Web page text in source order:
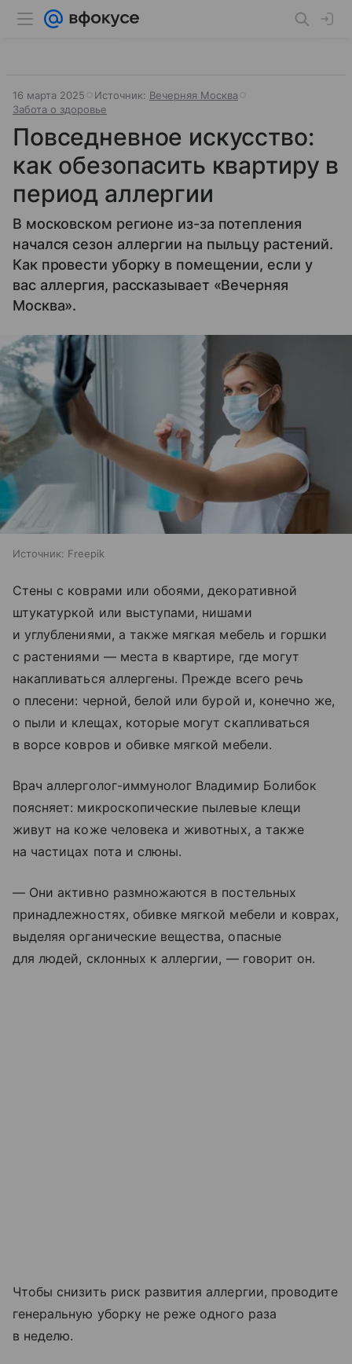
16 марта 2025 Источник: Вечерняя Москва
Забота о здоровье
Повседневное искусство:
как обезопасить квартиру в
период аллергии
В московском регионе из-за потепления
начался сезон аллергии на пыльцу растений.
Как провести уборку в помещении, если у
вас аллергия, рассказывает «Вечерняя
Москва».
Источник: Freepik
Стены с коврами или обоями, декоративной
штукатуркой или выступами, нишами
и углублениями, а также мягкая мебель и горшки
с растениями — места в квартире, где могут
накапливаться аллергены. Прежде всего речь
о плесени: черной, белой или бурой и, конечно же,
о пыли и клещах, которые могут скапливаться
в ворсе ковров и обивке мягкой мебели.
Врач аллерголог-иммунолог Владимир Болибок
поясняет: микроскопические пылевые клещи
живут на коже человека и животных, а также
на частицах пота и слюны.
— Они активно размножаются в постельных
принадлежностях, обивке мягкой мебели и коврах,
выделяя органические вещества, опасные
для людей, склонных к аллергии, — говорит он.
Чтобы снизить риск развития аллергии, проводите
генеральную уборку не реже одного раза
в неделю.